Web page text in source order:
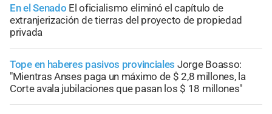
En el Senado El oficialismo eliminó el capítulo de
extranjerización de tierras del proyecto de propiedad
privada
Tope en haberes pasivos provinciales Jorge Boasso:
"Mientras Anses paga un máximo de $ 2,8 millones, la
Corte avala jubilaciones que pasan los $ 18 millones"